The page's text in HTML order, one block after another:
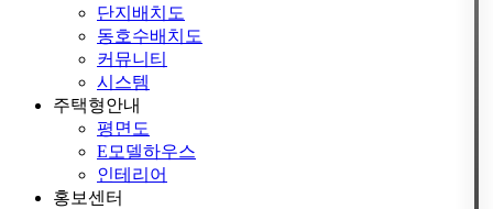
단지배치도
동호수배치도
커뮤니티
시스템
주택형안내
평면도
E모델하우스
인테리어
홍보센터